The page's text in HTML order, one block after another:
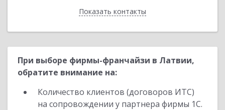
Показать контакты
Назад
При выборе фирмы-франчайзи в Латвии,
обратите внимание на:
Количество клиентов (договоров ИТС)
на сопровождении у партнера фирмы 1С.